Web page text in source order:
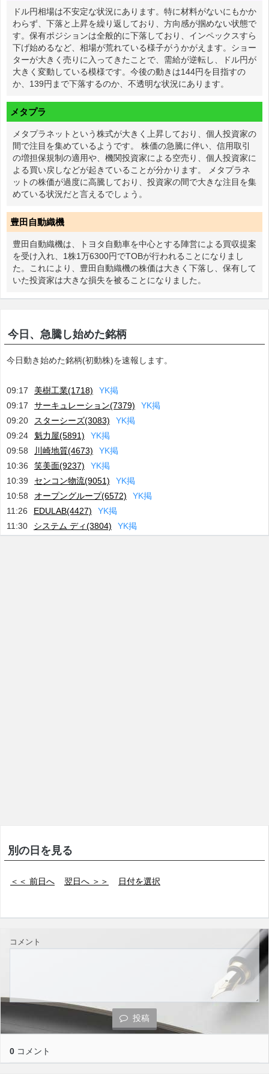
ドル円相場は不安定な状況にあります。特に材料がないにもかか
わらず、下落と上昇を繰り返しており、方向感が掴めない状態で
す。保有ポジションは全般的に下落しており、インペックスすら
下げ始めるなど、相場が荒れている様子がうかがえます。ショー
ターが大きく売りに入ってきたことで、需給が逆転し、ドル円が
大きく変動している模様です。今後の動きは144円を目指すの
か、139円まで下落するのか、不透明な状況にあります。
メタプラ
メタプラネットという株式が大きく上昇しており、個人投資家の
間で注目を集めているようです。 株価の急騰に伴い、信用取引
の増担保規制の適用や、機関投資家による空売り、個人投資家に
よる買い戻しなどが起きていることが分かります。 メタプラネ
ットの株価が過度に高騰しており、投資家の間で大きな注目を集
めている状況だと言えるでしょう。
豊田自動織機
豊田自動織機は、トヨタ自動車を中心とする陣営による買収提案
を受け入れ、1株1万6300円でTOBが行われることになりまし
た。これにより、豊田自動織機の株価は大きく下落し、保有して
いた投資家は大きな損失を被ることになりました。
今日、急騰し始めた銘柄
今日動き始めた銘柄(初動株)を速報します。
09:17 美樹工業(1718) YK掲
09:17
サーキュレーション(7379) YK掲
09:20
スターシーズ(3083) YK掲
09:24
魁力屋(5891) YK掲
09:58
川崎地質(4673) YK掲
10:36
笑美面(9237) YK掲
10:39
センコン物流(9051) YK掲
10:58
オープングループ(6572) YK掲
11:26
EDULAB(4427) YK掲
11:30
システム ディ(3804) YK掲
別の日を見る
＜＜ 前日へ 翌日へ ＞＞ 日付を選択
コメント
投稿
0 コメント